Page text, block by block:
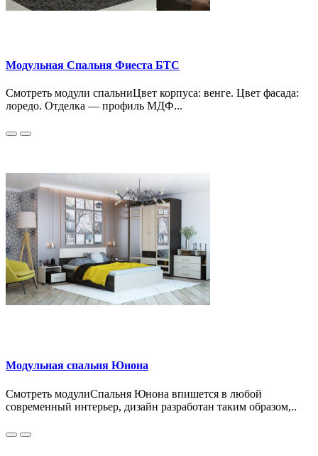
Модульная Спальня Фиеста БТС
Смотреть модули спальниЦвет корпуса: венге. Цвет фасада:
лоредо. Отделка — профиль МДФ...
Модульная спальня Юнона
Смотреть модулиСпальня Юнона впишется в любой
современный интерьер, дизайн разработан таким образом,..